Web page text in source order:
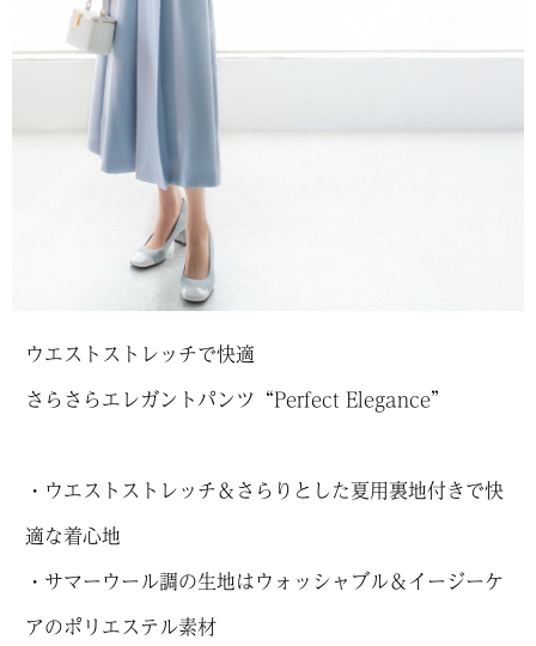
ウエストストレッチで快適
さらさらエレガントパンツ“Perfect Elegance”
・ウエストストレッチ＆さらりとした夏用裏地付きで快
適な着心地
・サマーウール調の生地はウォッシャブル＆イージーケ
アのポリエステル素材